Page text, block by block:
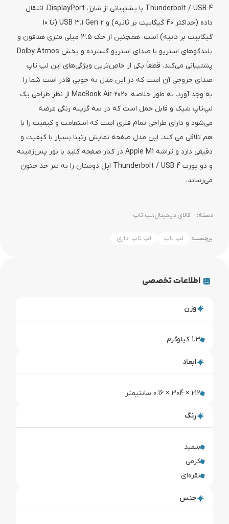
Thunderbolt / USB 4 با پشتیبانی از شارژ، DisplayPort، انتقال
داده (حداکثر 40 گیگابیت بر ثانیه) و USB 3.1 Gen 2 (تا 10
گیگابیت بر ثانیه) است. همچنین از جک 3.5 میلی متری هدفون و
بلندگوهای استریو با صدای استریو گسترده و پخش Dolby Atmos
پشتیبانی می‌کند. قطعاً یکی از خاص‌ترین ویژگی‌های این لپ تاپ
صدای خروجی آن است که در این مدل به خوبی قادر است شما را
به وجد آورد. به طور خلاصه، MacBook Air 2020 از نظر طراحی یک
لپ‌تاپ شیک و قابل حمل است که در سه گزینه رنگی عرضه
می‌شود و دارای طراحی تمام فلزی است که استقامت و کیفیت را با
هم تلاقی می کند. این مدل صفحه نمایش رتینا بسیار با کیفیت و
دقیقی دارد و تراشه Apple M1 در کنار صفحه کلید با نور پس‌زمینه
و دو پورت Thunderbolt / USB 4 اپل دوستان را به سر حد جنون
می‌رساند.
دسته: کالای دیجیتال،لپ تاپ
برچسب: لپ تاپ لپ تاپ اداری
اطلاعات تخصصی
وزن
1.3 کیلوگرم
ابعاد
212 × 304 × 0.16 سانتیمتر
رنگ
سفید
کرمی
نقره‌ای
جنس